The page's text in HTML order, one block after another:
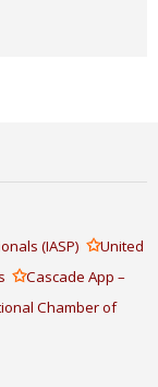
(IASP) ✩United
✩Cascade App –
Chamber of